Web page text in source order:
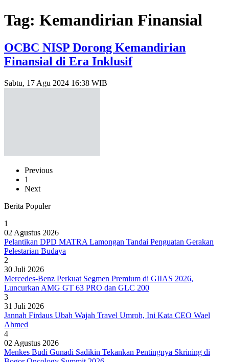
Tag: Kemandirian Finansial
OCBC NISP Dorong Kemandirian
Finansial di Era Inklusif
Sabtu, 17 Agu 2024 16:38 WIB
Previous
1
Next
Berita Populer
1
02 Agustus 2026
Pelantikan DPD MATRA Lamongan Tandai Penguatan Gerakan
Pelestarian Budaya
2
30 Juli 2026
Mercedes-Benz Perkuat Segmen Premium di GIIAS 2026,
Luncurkan AMG GT 63 PRO dan GLC 200
3
31 Juli 2026
Jannah Firdaus Ubah Wajah Travel Umroh, Ini Kata CEO Wael
Ahmed
4
02 Agustus 2026
Menkes Budi Gunadi Sadikin Tekankan Pentingnya Skrining di